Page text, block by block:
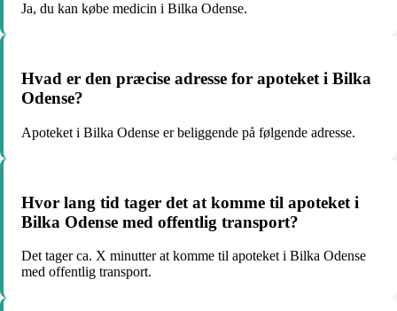
Ja, du kan købe medicin i Bilka Odense.
Hvad er den præcise adresse for apoteket i Bilka
Odense?
Apoteket i Bilka Odense er beliggende på følgende adresse.
Hvor lang tid tager det at komme til apoteket i
Bilka Odense med offentlig transport?
Det tager ca. X minutter at komme til apoteket i Bilka Odense
med offentlig transport.